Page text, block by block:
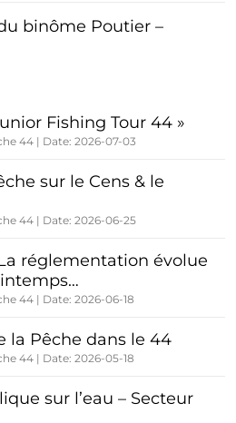
binôme Poutier –
Fishing Tour 44 »
44 Date: 2026-07-03
sur le Cens & le
44 Date: 2026-06-25
réglementation évolue
44 Date: 2026-06-18
la Pêche dans le 44
44 Date: 2026-05-18
sur l’eau – Secteur